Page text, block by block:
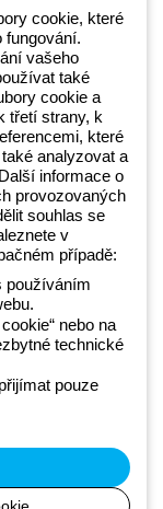
a jeho ekosystému
řešení, která
profesionály a
Zjistěte více o
- P.IVA (IT)
of
cookie, které
fungování.
vašeho
také
cookie a
třetí strany, k
které
analyzovat a
informace o
provozovaných
souhlas se
v
případě:
používáním
nebo na
technické
pouze